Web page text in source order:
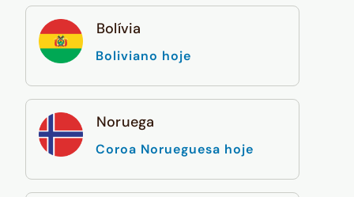
Bolívia
Boliviano hoje
Noruega
Coroa Norueguesa hoje